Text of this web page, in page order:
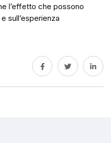
l’effetto che possono
sull’esperienza